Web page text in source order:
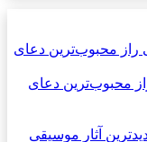
محبوب‌ترین دعای